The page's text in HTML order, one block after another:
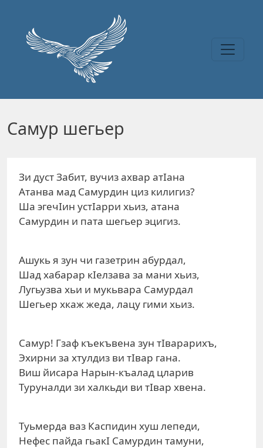
Самур шегьер
Зи дуст Забит, вучиз ахвар атIана
Атанва мад Самурдин циз килигиз?
Ша эгечIин устIарри хьиз, атана
Самурдин и пата шегьер эцигиз.
Ашукь я зун чи газетрин абурдал,
Шад хабарар кIелзава за мани хьиз,
Лугьузва хьи и мукьвара Самурдал
Шегьер хкаж жеда, лацу гими хьиз.
Самур! Гзаф къекъвена зун тIварарихъ,
Эхирни за хтулдиз ви тIвар гана.
Виш йисара Нарын-къалад цларив
Туруналди зи халкьди ви тIвар хвена.
Туьмерда ваз Каспидин хуш лепеди,
Нефес пайда гьакI Самурдин тамуни,